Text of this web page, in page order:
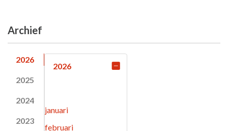
Archief
2026
2025
2024
2023
2026
januari
februari